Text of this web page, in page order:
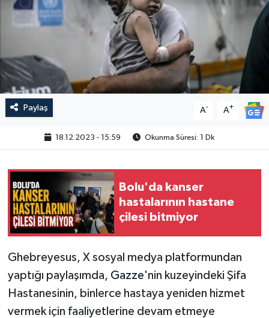
Paylaş A- A+
18.12.2023 - 15:59 Okunma Süresi: 1 Dk
Bolu'da kanser
hastalarının hastane
çilesi bitmiyor
Ghebreyesus, X sosyal medya platformundan
yaptığı paylaşımda, Gazze'nin kuzeyindeki Şifa
Hastanesinin, binlerce hastaya yeniden hizmet
vermek için faaliyetlerine devam etmeye